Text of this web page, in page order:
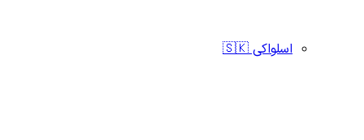
اسلواکی 🇸🇰